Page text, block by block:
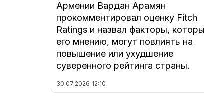
Армении Вардан Арамян
прокомментировал оценку Fitch
Ratings и назвал факторы,
его мнению, могут повлиять на
повышение или ухудшение
суверенного рейтинга страны.
30.07.2026 12:10